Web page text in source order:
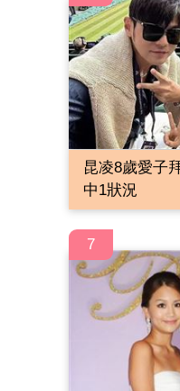
昆凌8歲愛子
中1狀況
7